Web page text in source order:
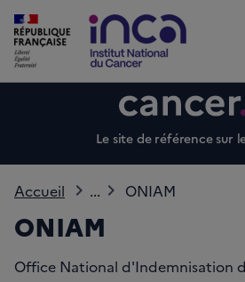
Le site de référence sur
Accueil ... ONIAM
ONIAM
Office National d'Indemnisation